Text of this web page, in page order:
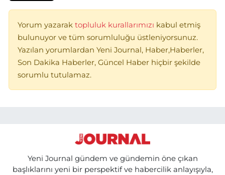
Yorum yazarak topluluk kurallarımızı kabul etmiş
bulunuyor ve tüm sorumluluğu üstleniyorsunuz.
Yazılan yorumlardan Yeni Journal, Haber,Haberler,
Son Dakika Haberler, Güncel Haber hiçbir şekilde
sorumlu tutulamaz.
Yeni Journal gündem ve gündemin öne çıkan
başlıklarını yeni bir perspektif ve habercilik anlayışıyla,